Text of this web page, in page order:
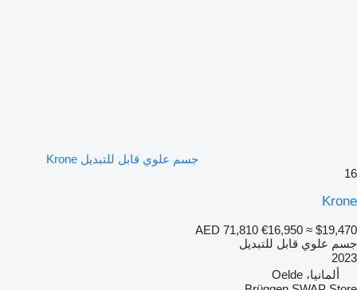
جسم علوي قابل للتبديل Krone
16
Krone
AED 71,810 €16,950 ≈ $19,470
جسم علوي قابل للتبديل
2023
ألمانيا، Oelde